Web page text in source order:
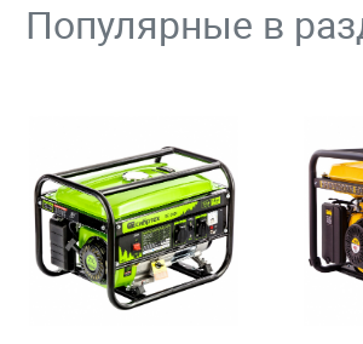
Популярные в